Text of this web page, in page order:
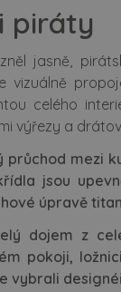
dveře
dveře
dveře
s matným
dveře
a systémy
piráty
jasně,
vizuálně
celého
výřezy a
průchod mezi
jsou
úpravě
dojem z
pokoji,
vybrali